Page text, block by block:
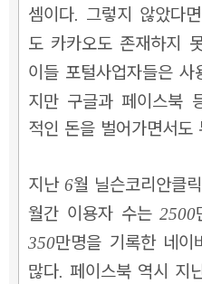
셈이다. 그렇지 않았다
도 카카오도 존재하지
이들 포털사업자들은
지만 구글과 페이스북
적인 돈을 벌어가면서도
지난6월 닐슨코리안클
월간 이용자 수는2500
350만명을 기록한 네이
많다. 페이스북 역시 지